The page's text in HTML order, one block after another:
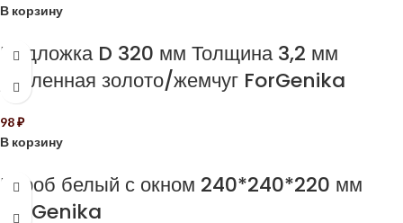
В корзину
Подложка D 320 мм Толщина 3,2 мм
усиленная золото/жемчуг ForGenika
98₽
В корзину
Короб белый с окном 240*240*220 мм
ForGenika